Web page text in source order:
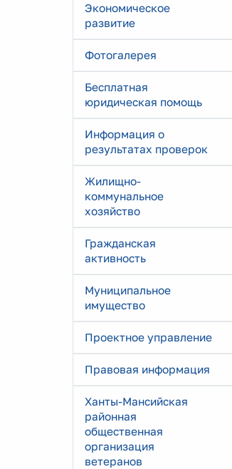
Экономическое
развитие
Фотогалерея
Бесплатная
юридическая помощь
Информация о
результатах проверок
Жилищно-
коммунальное
хозяйство
Гражданская
активность
Муниципальное
имущество
Проектное управление
Правовая информация
Ханты-Мансийская
районная
общественная
организация
ветеранов